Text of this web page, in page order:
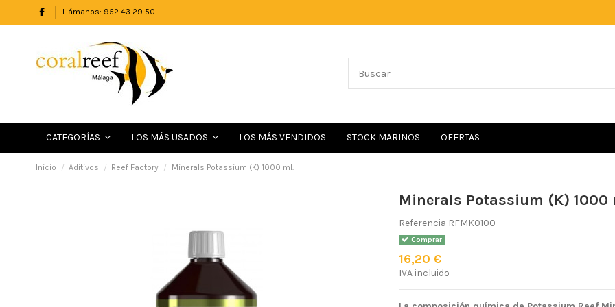
Llámanos: 952 43 29 50
CATEGORÍAS LOS MÁS USADOS LOS MÁS VENDIDOS STOCK MARINOS OFERTAS
Inicio Aditivos Reef Factory Minerals Potassium (K) 1000 ml.
Minerals Potassium (K) 1000
Referencia RFMK0100
Comprar
16,20 €
IVA incluido